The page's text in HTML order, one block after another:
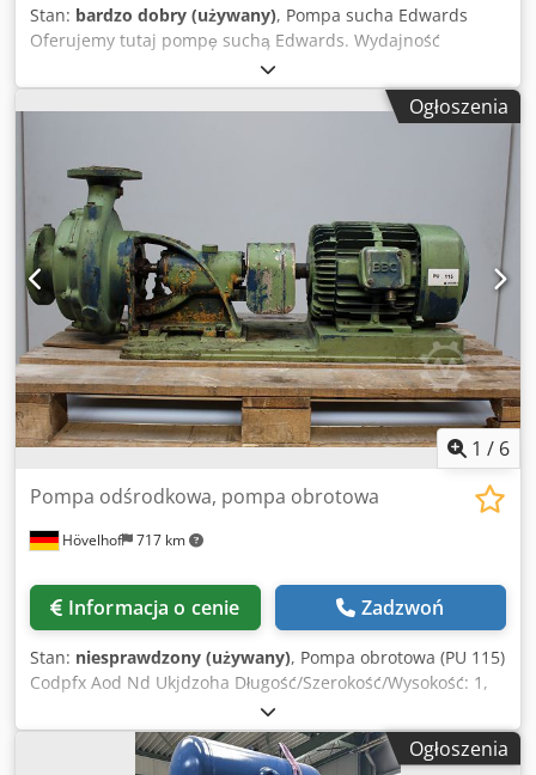
Stan: bardzo dobry (używany), Pompa sucha Edwards
Oferujemy tutaj pompę suchą Edwards. Wydajność
boostera m³/h – 1800 Wydajność pompy wstępnej m³/h –
400 z intercoolerem Podłączenie: 380-460V, 3-fazowe, 50/60
Hz Waga: 750 kg Typ: iF30k NRC322000R Chodpozfy N Hjfx
pomyłek w danych technicznych!) Na dodatkowe pytania
chętnie odpowiemy telefonicznie.
Ogłoszenia
1 / 6
Hövelhof 717 km
Pompa odśrodkowa, pompa obrotowa
Informacja o cenie Zadzwoń
Stan: niesprawdzony (używany), Pompa obrotowa (PU 115)
Codpfx Aod Nd Ukjdzoha Długość/Szerokość/Wysokość: 1,
15m x 0, 40m x 0,65 m Waga: 165kg Moc silnika: brak
informacji prędkość obrotowa: 1400 w Zakres wydajności:
Ogłoszenia